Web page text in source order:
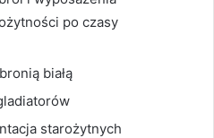
po czasy
białą
starożytnych